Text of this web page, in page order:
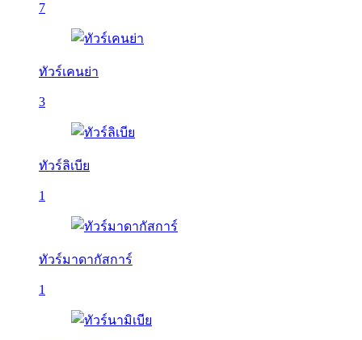
7
ทัวร์เคนย่า
3
ทัวร์ลิเบีย
1
ทัวร์มาดากัสการ์
1